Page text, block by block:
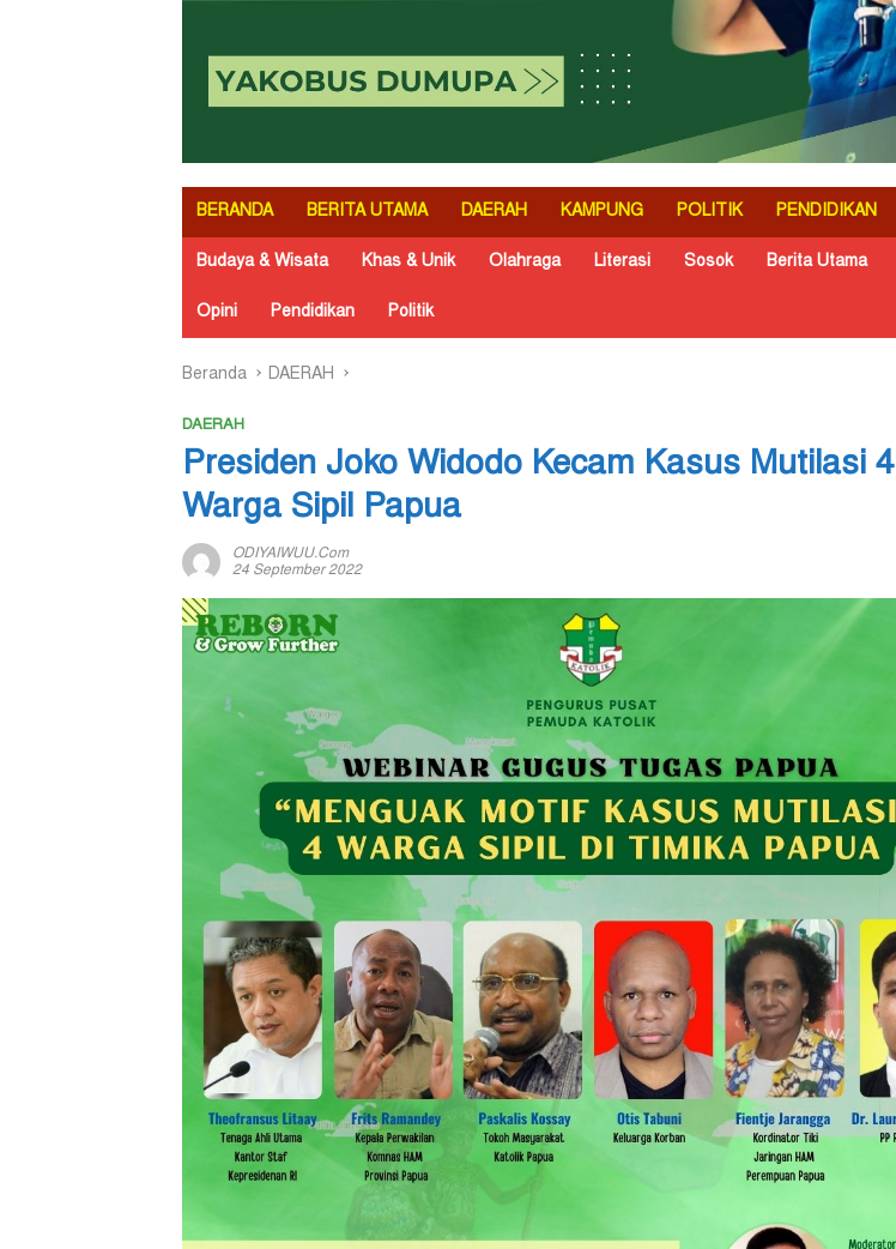
BERANDA BERITA UTAMA DAERAH KAMPUNG POLITIK PENDIDIKAN
Budaya & Wisata Khas & Unik Olahraga Literasi Sosok Berita Utama
Opini Pendidikan Politik
Beranda DAERAH
DAERAH
Presiden Joko Widodo Kecam Kasus Mutilasi 4
Warga Sipil Papua
ODIYAIWUU.com
24 September 2022